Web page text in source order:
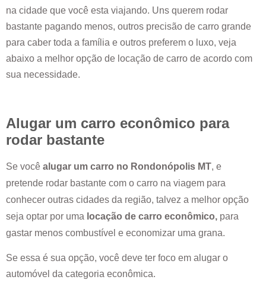
na cidade que você esta viajando. Uns querem rodar
bastante pagando menos, outros precisão de carro grande
para caber toda a família e outros preferem o luxo, veja
abaixo a melhor opção de locação de carro de acordo com
sua necessidade.
Alugar um carro econômico para
rodar bastante
Se você alugar um carro no Rondonópolis MT, e
pretende rodar bastante com o carro na viagem para
conhecer outras cidades da região, talvez a melhor opção
seja optar por uma locação de carro econômico, para
gastar menos combustível e economizar uma grana.
Se essa é sua opção, você deve ter foco em alugar o
automóvel da categoria econômica.